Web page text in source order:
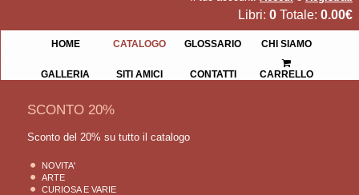
Libri: 0 Totale: 0.00€
HOME CATALOGO GLOSSARIO CHI SIAMO
GALLERIA SITI AMICI CONTATTI CARRELLO
SCONTO 20%
Sconto del 20% su tutto il catalogo
NOVITA'
ARTE
CURIOSA E VARIE